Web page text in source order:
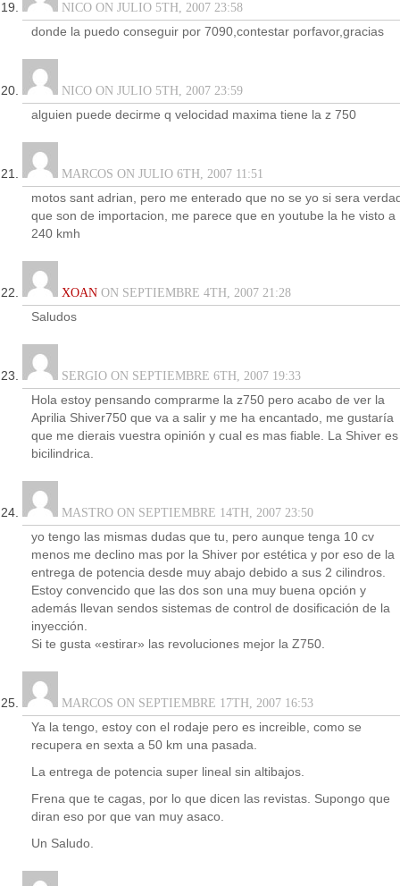
NICO ON JULIO 5TH, 2007 23:58
donde la puedo conseguir por 7090,contestar porfavor,gracias
NICO ON JULIO 5TH, 2007 23:59
alguien puede decirme q velocidad maxima tiene la z 750
MARCOS ON JULIO 6TH, 2007 11:51
motos sant adrian, pero me enterado que no se yo si sera
que son de importacion, me parece que en youtube la he visto a
240 kmh
XOAN ON SEPTIEMBRE 4TH, 2007 21:28
Saludos
SERGIO ON SEPTIEMBRE 6TH, 2007 19:33
Hola estoy pensando comprarme la z750 pero acabo de ver la
Aprilia Shiver750 que va a salir y me ha encantado, me gustaría
que me dierais vuestra opinión y cual es mas fiable. La Shiver es
bicilindrica.
MASTRO ON SEPTIEMBRE 14TH, 2007 23:50
yo tengo las mismas dudas que tu, pero aunque tenga 10 cv
menos me declino mas por la Shiver por estética y por eso de la
entrega de potencia desde muy abajo debido a sus 2 cilindros.
Estoy convencido que las dos son una muy buena opción y
además llevan sendos sistemas de control de dosificación de la
inyección.
Si te gusta «estirar» las revoluciones mejor la Z750.
MARCOS ON SEPTIEMBRE 17TH, 2007 16:53
Ya la tengo, estoy con el rodaje pero es increible, como se
recupera en sexta a 50 km una pasada.
La entrega de potencia super lineal sin altibajos.
Frena que te cagas, por lo que dicen las revistas. Supongo que
diran eso por que van muy asaco.
Un Saludo.